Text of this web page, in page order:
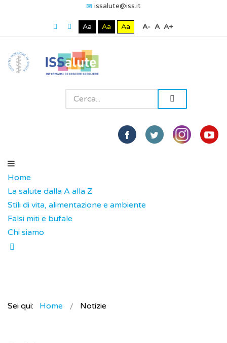
issalute@iss.it
Aa Aa Aa A- A A+
Home
La salute dalla A alla Z
Stili di vita, alimentazione e ambiente
Falsi miti e bufale
Chi siamo
Sei qui: Home Notizie